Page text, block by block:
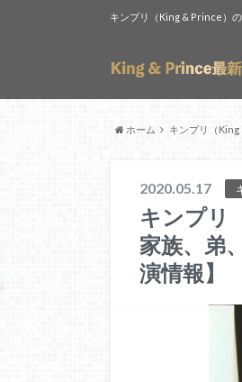
キンプリ（King & Prince）
ホーム キンプリ（
2020.05.17
キンプリ
家族、弟
演情報】